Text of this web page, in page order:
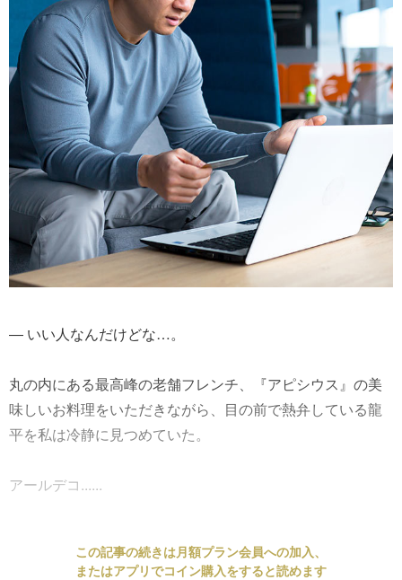
― いい人なんだけどな…。
丸の内にある最高峰の老舗フレンチ、『アピシウス』の美
味しいお料理をいただきながら、目の前で熱弁している龍
平を私は冷静に見つめていた。
アールデコ......
この記事の続きは月額プラン会員への加入、
またはアプリでコイン購入をすると読めます